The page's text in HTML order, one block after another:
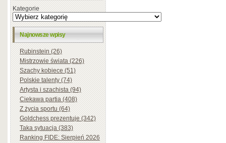
Kategorie
Najnowsze wpisy
Rubinstein (26)
Mistrzowie świata (226)
Szachy kobiece (51)
Polskie talenty (74)
Artysta i szachista (94)
Ciekawa partia (408)
Z życia sportu (64)
Goldchess prezentuje (342)
Taka sytuacja (383)
Ranking FIDE: Sierpień 2026